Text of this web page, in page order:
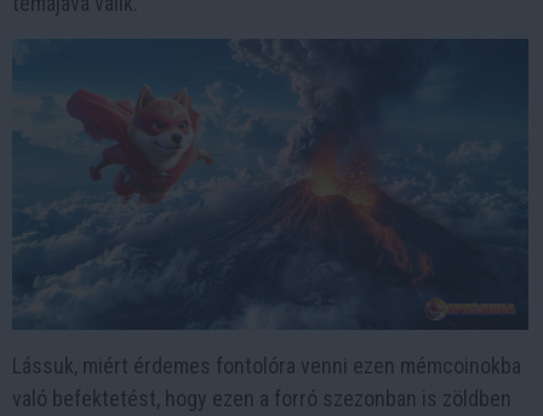
Lássuk, miért érdemes fontolóra venni ezen mémcoinokba
való befektetést, hogy ezen a forró szezonban is zöldben